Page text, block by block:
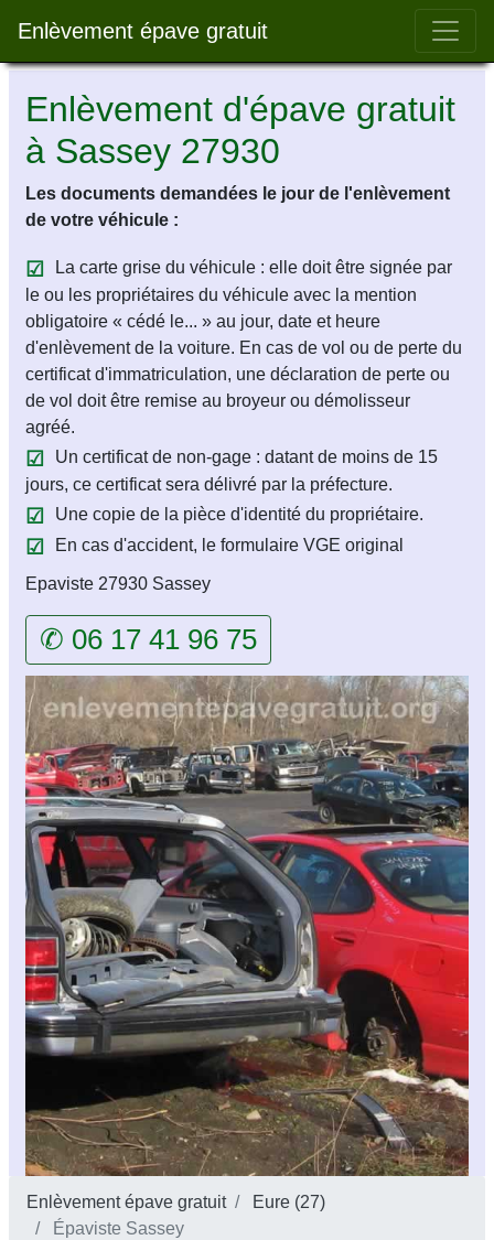
Enlèvement épave gratuit Bar
Enlèvement d'épave gratuit
à Sassey 27930
Les documents demandées le jour de l'enlèvement
de votre véhicule :
La carte grise du véhicule : elle doit être signée par
le ou les propriétaires du véhicule avec la mention
obligatoire « cédé le... » au jour, date et heure
d'enlèvement de la voiture. En cas de vol ou de perte du
certificat d'immatriculation, une déclaration de perte ou
de vol doit être remise au broyeur ou démolisseur
agréé.
Un certificat de non-gage : datant de moins de 15
jours, ce certificat sera délivré par la préfecture.
Une copie de la pièce d'identité du propriétaire.
En cas d'accident, le formulaire VGE original
Epaviste 27930 Sassey
✆ 06 17 41 96 75
Enlèvement épave gratuit
Eure (27)
Épaviste Sassey